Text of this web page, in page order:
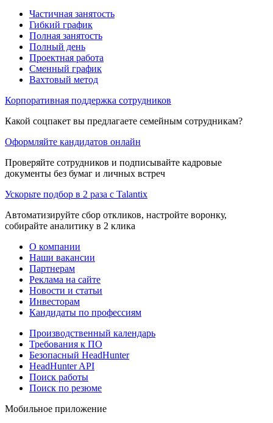
Частичная занятость
Гибкий график
Полная занятость
Полный день
Проектная работа
Сменный график
Вахтовый метод
Корпоративная поддержка сотрудников
Какой соцпакет вы предлагаете семейным сотрудникам?
Оформляйте кандидатов онлайн
Проверяйте сотрудников и подписывайте кадровые
документы без бумаг и личных встреч
Ускорьте подбор в 2 раза с Talantix
Автоматизируйте сбор откликов, настройте воронку,
собирайте аналитику в 2 клика
О компании
Наши вакансии
Партнерам
Реклама на сайте
Новости и статьи
Инвесторам
Кандидаты по профессиям
Производственный календарь
Требования к ПО
Безопасный HeadHunter
HeadHunter API
Поиск работы
Поиск по резюме
Мобильное приложение